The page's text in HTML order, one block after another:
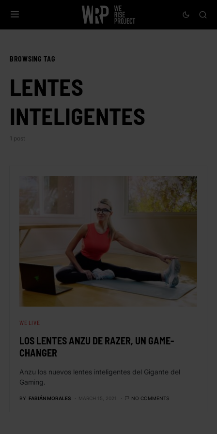
BROWSING TAG
LENTES
INTELIGENTES
1 post
WE LIVE
LOS LENTES ANZU DE RAZER, UN GAME-
CHANGER
Anzu los nuevos lentes inteligentes del Gigante del
Gaming.
BY FABIÁN MORALES MARCH 15, 2021 NO COMMENTS